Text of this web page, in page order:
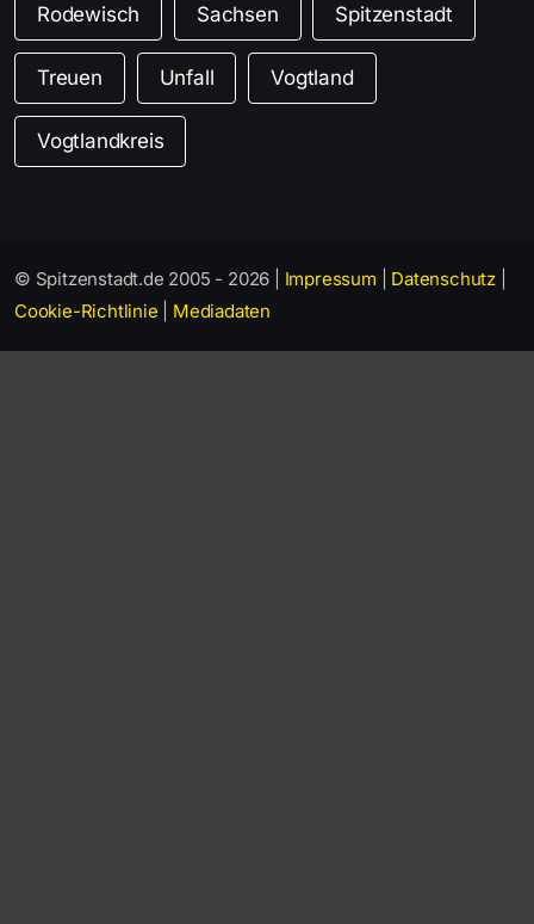
Rodewisch Sachsen Spitzenstadt
Treuen Unfall Vogtland
Vogtlandkreis
© Spitzenstadt.de 2005 - 2026 | Impressum Datenschutz
Cookie-Richtlinie
Mediadaten